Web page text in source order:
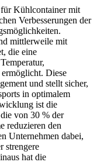
Kühlcontainer mit
Verbesserungen der
mittlerweile mit
die eine
Diese
und stellt sicher,
in optimalem
ist die
von 30 % der
reduzieren den
Unternehmen dabei,
strengere
hat die